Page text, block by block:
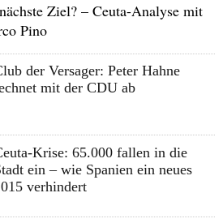
Ziel? – Ceuta-Analyse mit
Pino
der Versager: Peter Hahne
mit der CDU ab
Krise: 65.000 fallen in die
ein – wie Spanien ein neues
verhindert